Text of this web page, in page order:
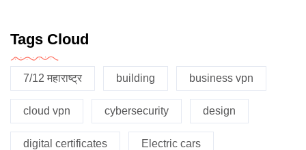
Tags Cloud
7/12 महाराष्ट्र building business vpn
cloud vpn cybersecurity design
digital certificates Electric cars